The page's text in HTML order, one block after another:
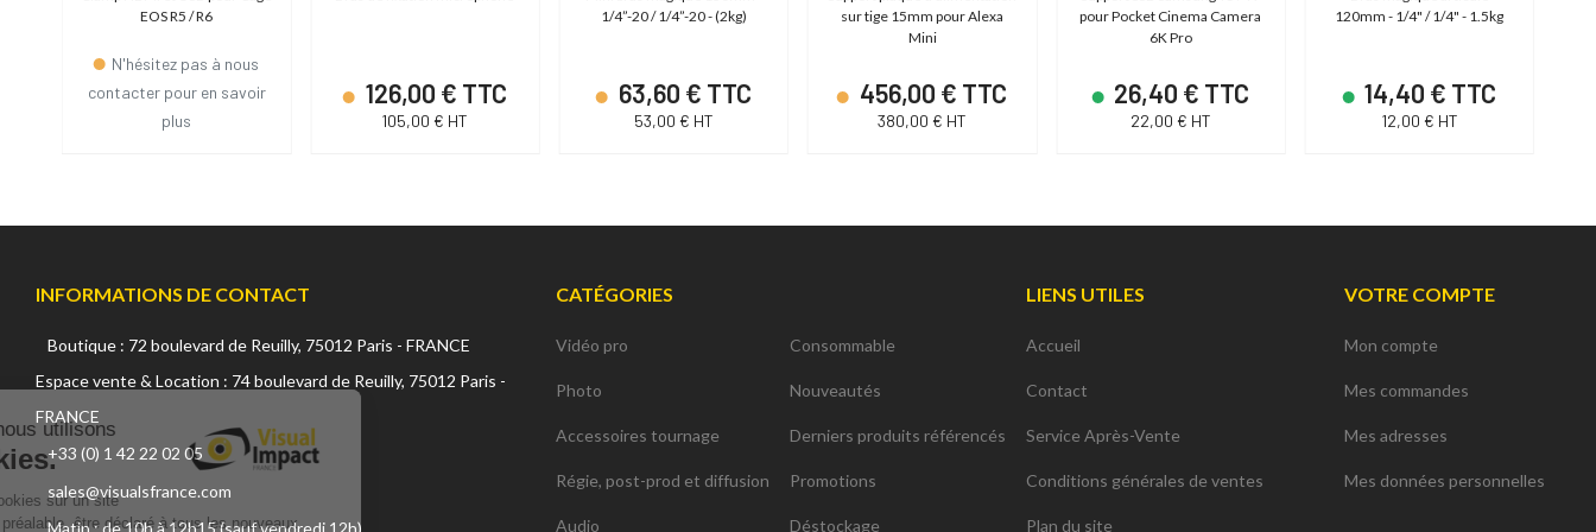
EOS R5 / R6
N'hésitez pas à nous
contacter pour en savoir
plus
126,00 € TTC
105,00 € HT
1/4”-20 / 1/4”-20 - (2kg)
63,60 € TTC
53,00 € HT
sur tige 15mm pour Alexa
Mini
456,00 € TTC
380,00 € HT
pour Pocket Cinema Camera
6K Pro
26,40 € TTC
22,00 € HT
120mm - 1/4" / 1/4" - 1.5kg
14,40 € TTC
12,00 € HT
INFORMATIONS DE CONTACT
Boutique : 72 boulevard de Reuilly, 75012 Paris - FRANCE
Espace vente & Location : 74 boulevard de Reuilly, 75012 Paris -
FRANCE
+33 (0) 1 42 22 02 05
sales@visualsfrance.com
CATÉGORIES
Vidéo pro
Photo
Accessoires tournage
Régie, post-prod et diffusion
Audio
Consommable
Nouveautés
Derniers produits référencés
Promotions
Déstockage
LIENS UTILES
Accueil
Contact
Service Après-Vente
Conditions générales de ventes
Plan du site
VOTRE COMPTE
Mon compte
Mes commandes
Mes adresses
Mes données personnelles
Sur ce site, nous utilisons
des cookies.
L'utilisation de cookies sur un site
internet, doit, au préalable, être déclaré à tous les nouveaux